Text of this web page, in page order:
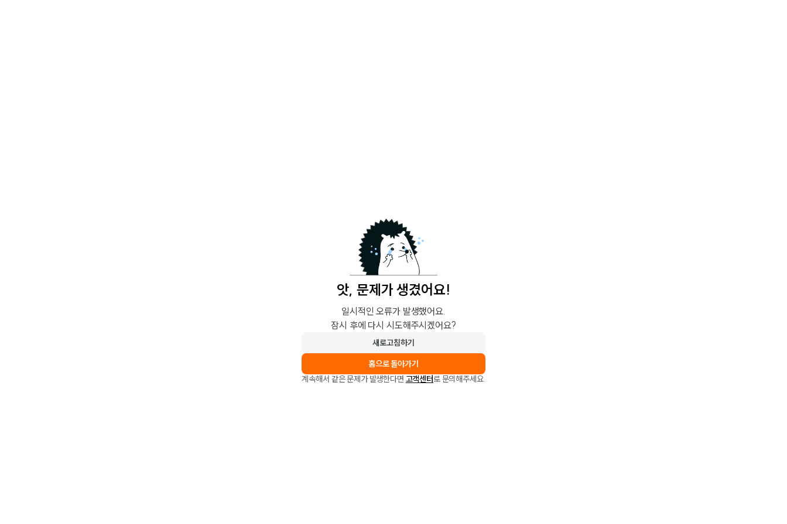
앗, 문제가 생겼어요!
일시적인 오류가 발생했어요.
잠시 후에 다시 시도해주시겠어요?
새로고침하기
홈으로 돌아가기
계속해서 같은 문제가 발생한다면 고객센터로 문의해주세요.